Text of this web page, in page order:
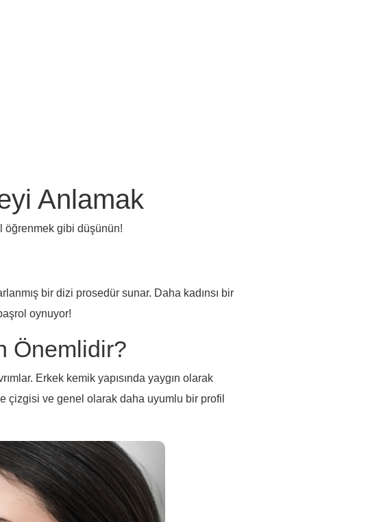
Anlamak
öğrenmek gibi düşünün!
bir dizi prosedür sunar. Daha kadınsı bir
oynuyor!
Önemlidir?
Erkek kemik yapısında yaygın olarak
çizgisi ve genel olarak daha uyumlu bir profil